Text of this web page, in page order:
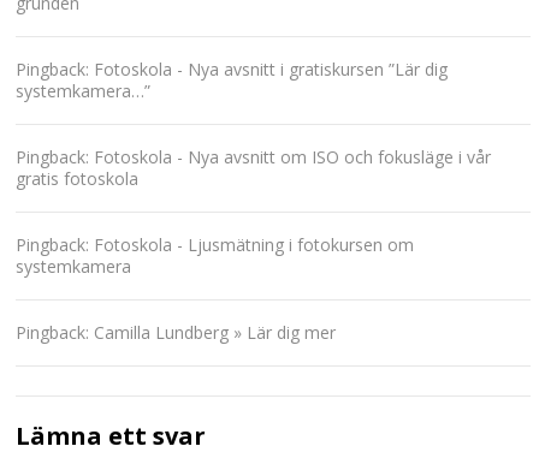
Pingback: Fotoskola - Nya avsnitt i gratiskursen ”Lär dig
systemkamera…”
Pingback: Fotoskola - Nya avsnitt om ISO och fokusläge i vår
gratis fotoskola
Pingback: Fotoskola - Ljusmätning i fotokursen om
systemkamera
Pingback: Camilla Lundberg » Lär dig mer
Lämna ett svar